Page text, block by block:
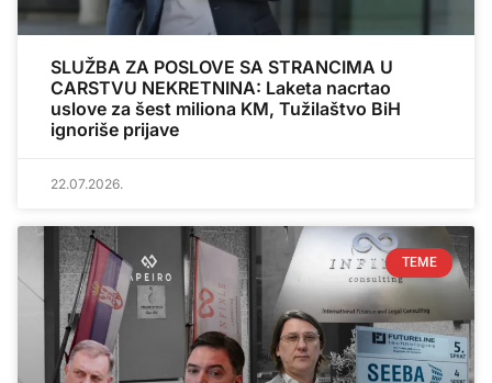
SLUŽBA ZA POSLOVE SA STRANCIMA U
CARSTVU NEKRETNINA: Laketa nacrtao
uslove za šest miliona KM, Tužilaštvo BiH
ignoriše prijave
22.07.2026.
TEME